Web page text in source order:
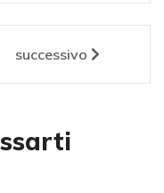
successivo